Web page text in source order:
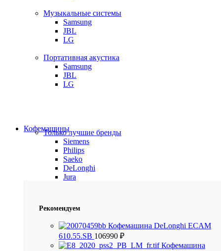
Музыкальные системы
Samsung
JBL
LG
Портативная акустика
Samsung
JBL
LG
Кофемашины
Только лучшие бренды
Siemens
Philips
Saeko
DeLonghi
Jura
Рекомендуем
Кофемашина DeLonghi ECAM
610.55.SB 106990 ₽
Кофемашина